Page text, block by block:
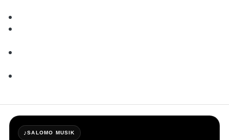
♪SALOMO MUSIK